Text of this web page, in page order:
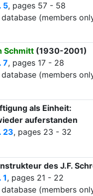
5, pages 57 - 58
(members
Schmitt(1930-2001)
7, pages 17 - 28
(members
als Einheit:
auferstanden
23, pages 23 - 32
des J.F.
, pages 21 - 22
(members